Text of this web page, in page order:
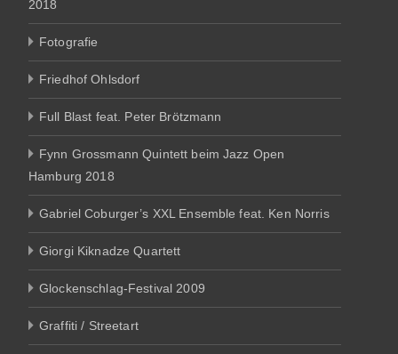
2018
Fotografie
Friedhof Ohlsdorf
Full Blast feat. Peter Brötzmann
Fynn Grossmann Quintett beim Jazz Open
Hamburg 2018
Gabriel Coburger’s XXL Ensemble feat. Ken Norris
Giorgi Kiknadze Quartett
Glockenschlag-Festival 2009
Graffiti / Streetart